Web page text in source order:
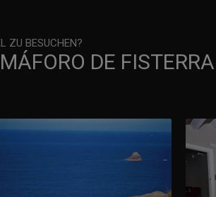
ZU BESUCHEN?
DE FISTERRA